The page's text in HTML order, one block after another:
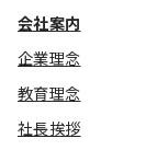
会社案内
企業理念
教育理念
社長挨拶